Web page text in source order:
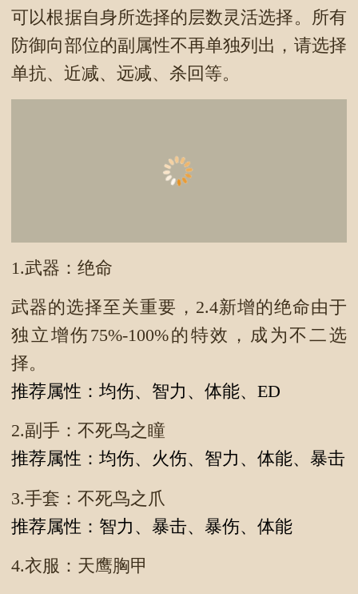
可以根据自身所选择的层数灵活选择。所有
防御向部位的副属性不再单独列出，请选择
单抗、近减、远减、杀回等。
1.武器：绝命
武器的选择至关重要，2.4新增的绝命由于
独立增伤75%-100%的特效，成为不二选
择。
推荐属性：均伤、智力、体能、ED
2.副手：不死鸟之瞳
推荐属性：均伤、火伤、智力、体能、暴击
3.手套：不死鸟之爪
推荐属性：智力、暴击、暴伤、体能
4.衣服：天鹰胸甲